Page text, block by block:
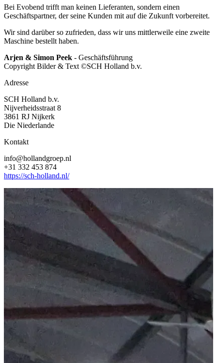
Bei Evobend trifft man keinen Lieferanten, sondern einen
Geschäftspartner, der seine Kunden mit auf die Zukunft vorbereitet.
Wir sind darüber so zufrieden, dass wir uns mittlerweile eine zweite
Maschine bestellt haben.
Arjen & Simon Peek - Geschäftsführung
Copyright Bilder & Text ©SCH Holland b.v.
Adresse
SCH Holland b.v.
Nijverheidsstraat 8
3861 RJ Nijkerk
Die Niederlande
Kontakt
info@hollandgroep.nl
+31 332 453 874
https://sch-holland.nl/